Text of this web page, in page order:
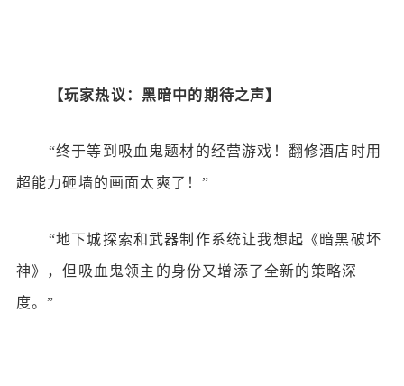
【玩家热议：黑暗中的期待之声】
“终于等到吸血鬼题材的经营游戏！翻修酒店时用
超能力砸墙的画面太爽了！”
“地下城探索和武器制作系统让我想起《暗黑破坏
神》，但吸血鬼领主的身份又增添了全新的策略深
度。”